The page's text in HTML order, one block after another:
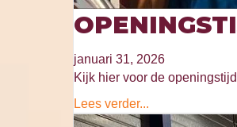
januari 31, 2026
Kijk hier voor de
Lees verder...